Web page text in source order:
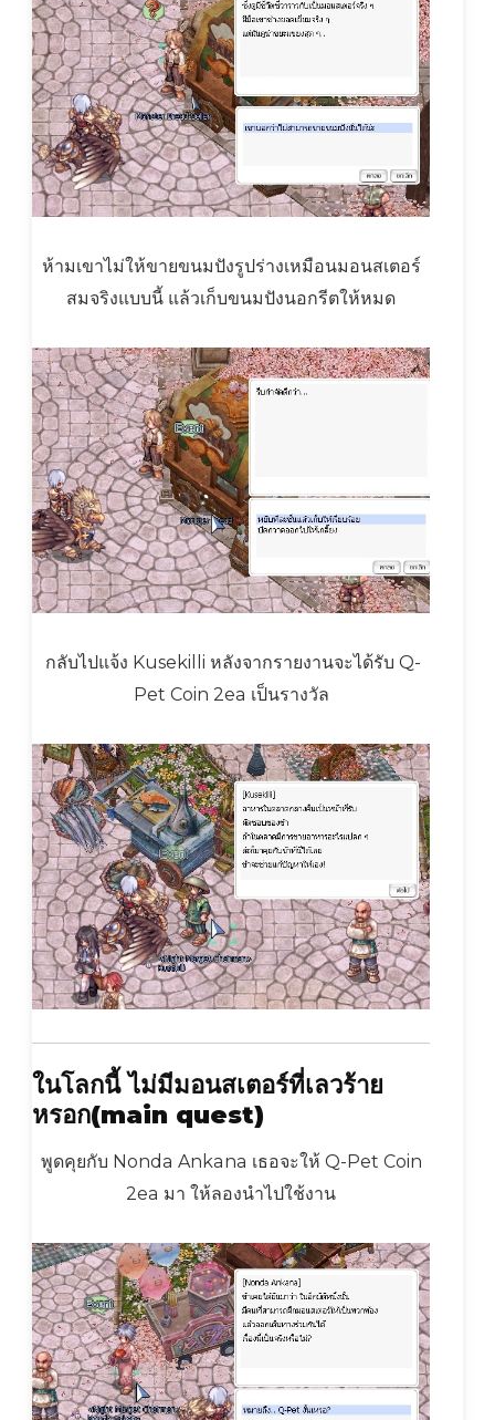
ห้ามเขาไม่ให้ขายขนมปังรูปร่างเหมือนมอนสเตอร์
สมจริงแบบนี้ แล้วเก็บขนมปังนอกรีตให้หมด
กลับไปแจ้ง Kusekilli หลังจากรายงานจะได้รับ Q-
Pet Coin 2ea เป็นรางวัล
ในโลกนี้ ไม่มีมอนสเตอร์ที่เลวร้าย
หรอก(main quest)
พูดคุยกับ Nonda Ankana เธอจะให้ Q-Pet Coin
2ea มา ให้ลองนำไปใช้งาน